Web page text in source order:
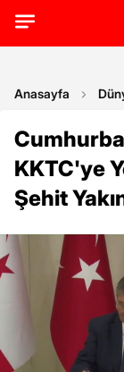
Anasayfa
KKTC'ye
Şehit